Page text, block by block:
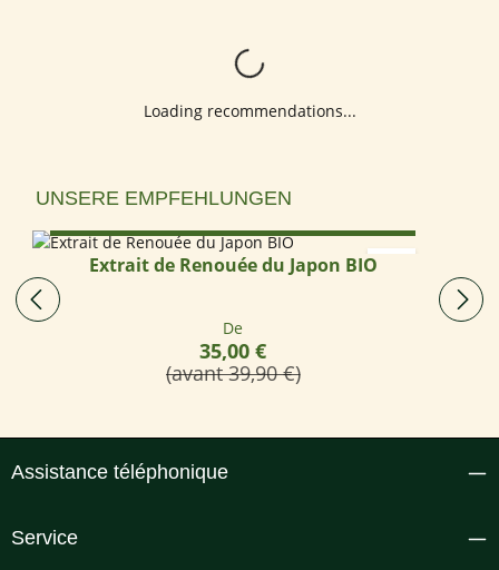
Loading...
Loading recommendations...
Ignorer la galerie de produits
UNSERE EMPFEHLUNGEN
Select options
Extrait de Renouée du Japon BIO
Prix régulier :
De
35,00 €
(avant 39,90 €)
Assistance téléphonique
Service